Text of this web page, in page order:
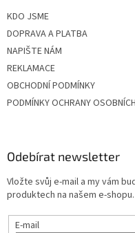
KDO JSME
DOPRAVA A PLATBA
NAPIŠTE NÁM
REKLAMACE
OBCHODNÍ PODMÍNKY
PODMÍNKY OCHRANY
Odebírat newsletter
Vložte svůj e-mail a my vám
produktech na našem e-shopu.
E-mail